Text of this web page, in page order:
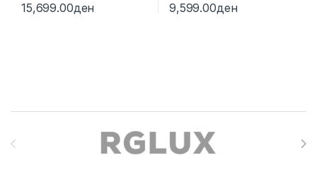
15,699.00ден 9,599.00ден